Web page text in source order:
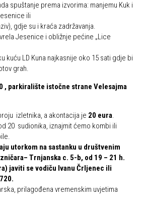
godinu
Željezničar
spuštanje prema izvorima: manjemu Kuk i
ili
gdje su i kraća zadržavanja.
Jesenice i obližnje pećine „Lice
kuću LD Kuna najkasnije oko 15 sati gdje bi
grah.
, parkiralište istočne strane Velesajma
izletnika, a akontacija je 20 eura.
20 sudionika, iznajmit ćemo kombi ili
utorkom na sastanku u društvenim
Trnjanska c. 5-b, od 19 – 21 h.
javiti se vodiču Ivanu Črljenec ili
prilagođena vremenskim uvjetima